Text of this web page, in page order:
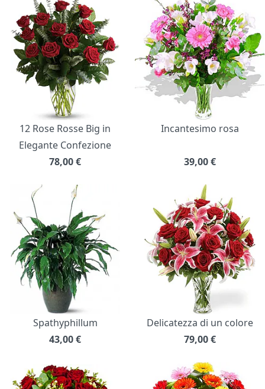
12 Rose Rosse Big in
Elegante Confezione
78,00€
Incantesimo rosa
39,00€
Spathyphillum
43,00€
Delicatezza di un colore
79,00€